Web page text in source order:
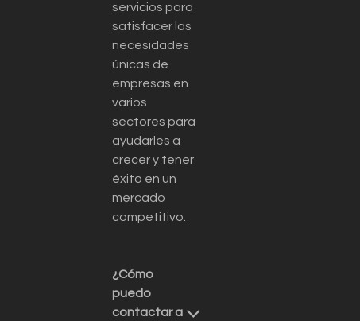
servicios para
satisfacer las
necesidades
únicas de
empresas en
varios
sectores para
ayudarles a
crecer y tener
éxito en un
mercado
competitivo.
¿Cómo
puedo
contactar a